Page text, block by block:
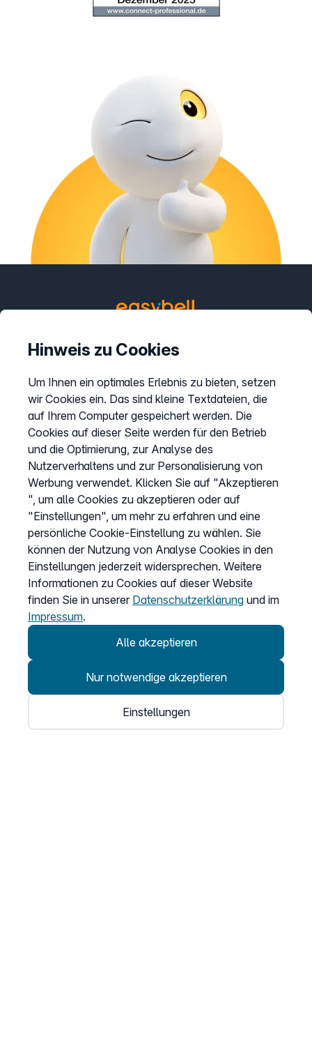
Kontakt
Geschäftskunden
0043 1/928 94 74 74
Mo.–Fr. 8–20 Uhr
Produkte
SIP Trunks
Cloud Telefonanlage
Teams Connector
Fair Flat Minutenpakete
Unternehmen
Über uns
Partnerprogramm
Preise
Hinweis zu Cookies
Um Ihnen ein optimales Erlebnis zu bieten, setzen
wir Cookies ein. Das sind kleine Textdateien, die
auf Ihrem Computer gespeichert werden. Die
Cookies auf dieser Seite werden für den Betrieb
und die Optimierung, zur Analyse des
Nutzerverhaltens und zur Personalisierung von
Werbung verwendet. Klicken Sie auf "Akzeptieren
", um alle Cookies zu akzeptieren oder auf
"Einstellungen", um mehr zu erfahren und eine
persönliche Cookie-Einstellung zu wählen. Sie
können der Nutzung von Analyse Cookies in den
Einstellungen jederzeit widersprechen. Weitere
Informationen zu Cookies auf dieser Website
finden Sie in unserer Datenschutzerklärung und im
Impressum.
Alle akzeptieren
Nur notwendige akzeptieren
Einstellungen